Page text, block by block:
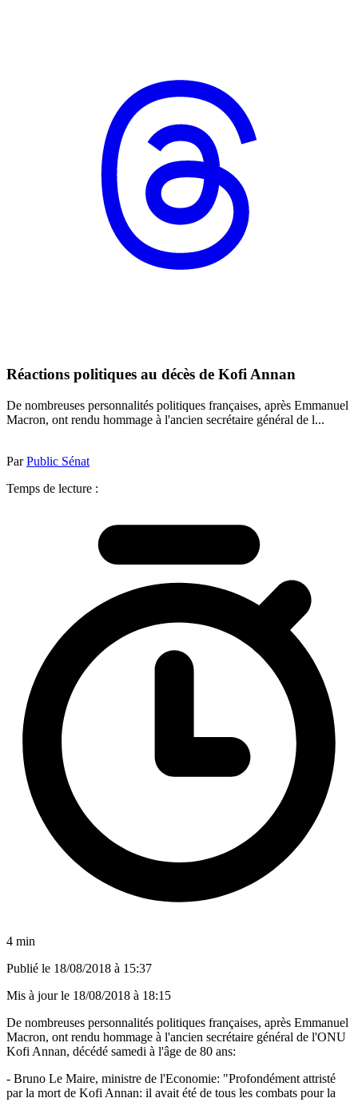
Réactions politiques au décès de Kofi Annan
De nombreuses personnalités politiques françaises, après Emmanuel
Macron, ont rendu hommage à l'ancien secrétaire général de l...
ParPublic Sénat
Temps de lecture :
4 min
Publié le 18/08/2018 à 15:37
Mis à jour le 18/08/2018 à 18:15
De nombreuses personnalités politiques françaises, après Emmanuel
Macron, ont rendu hommage à l'ancien secrétaire général de l'ONU
Kofi Annan, décédé samedi à l'âge de 80 ans:
- Bruno Le Maire, ministre de l'Economie: "Profondément attristé
par la mort de Kofi Annan: il avait été de tous les combats pour la